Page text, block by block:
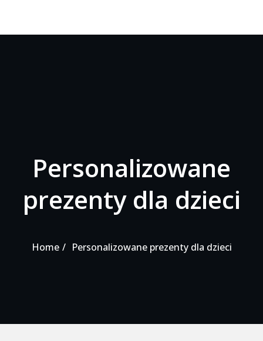
Personalizowane
prezenty dla dzieci
Home Personalizowane prezenty dla dzieci